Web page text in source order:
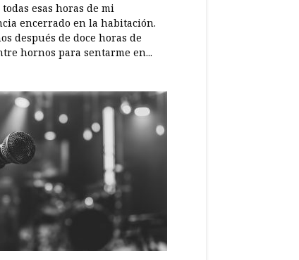
esas horas de mi
encerrado en la habitación.
después de doce horas de
hornos para sentarme en...